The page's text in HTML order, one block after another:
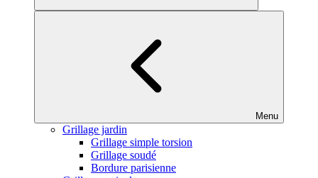
Menu
Grillage jardin
Grillage simple torsion
Grillage soudé
Bordure parisienne